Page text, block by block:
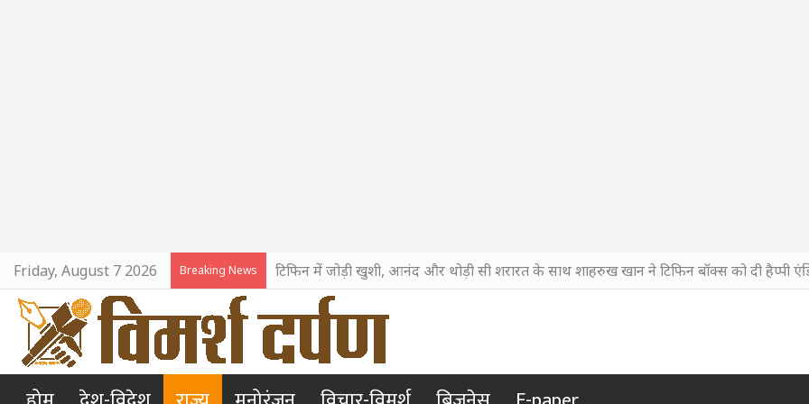
Friday, August 7 2026 Breaking News टिफिन में जोड़ी खुशी, आनंद और थोड़ी सी शरारत के साथ शाहरुख खान ने टिफिन बॉक्स को दी हैप्पी